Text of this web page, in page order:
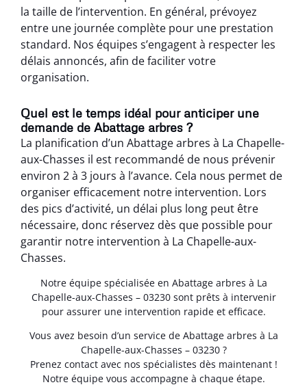
la taille de l’intervention. En général, prévoyez
entre une journée complète pour une prestation
standard. Nos équipes s’engagent à respecter les
délais annoncés, afin de faciliter votre
organisation.
Quel est le temps idéal pour anticiper une
demande de Abattage arbres ?
La planification d’un Abattage arbres à La Chapelle-
aux-Chasses il est recommandé de nous prévenir
environ 2 à 3 jours à l’avance. Cela nous permet de
organiser efficacement notre intervention. Lors
des pics d’activité, un délai plus long peut être
nécessaire, donc réservez dès que possible pour
garantir notre intervention à La Chapelle-aux-
Chasses.
Notre équipe spécialisée en Abattage arbres à La
Chapelle-aux-Chasses – 03230 sont prêts à intervenir
pour assurer une intervention rapide et efficace.
Vous avez besoin d’un service de Abattage arbres à La
Chapelle-aux-Chasses – 03230 ?
Prenez contact avec nos spécialistes dès maintenant !
Notre équipe vous accompagne à chaque étape.